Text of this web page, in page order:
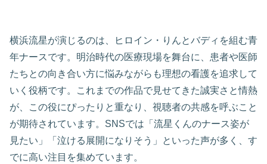
横浜流星が演じるのは、ヒロイン・りんとバディを組む青
年ナースです。明治時代の医療現場を舞台に、患者や医師
たちとの向き合い方に悩みながらも理想の看護を追求して
いく役柄です。これまでの作品で見せてきた誠実さと情熱
が、この役にぴったりと重なり、視聴者の共感を呼ぶこと
が期待されています。SNSでは「流星くんのナース姿が
見たい」「泣ける展開になりそう」といった声が多く、す
でに高い注目を集めています。